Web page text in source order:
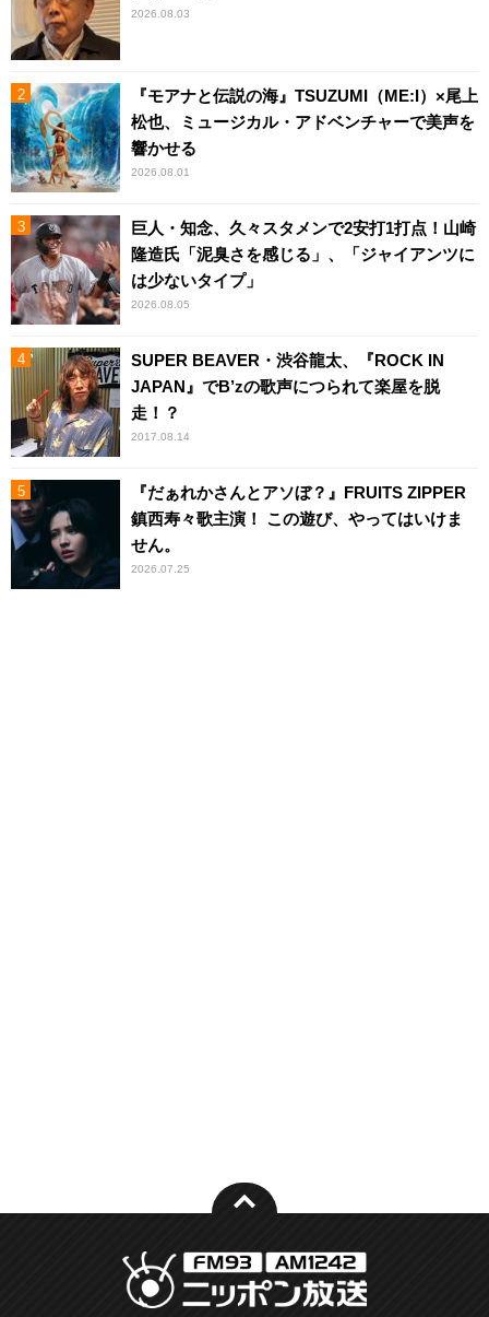
2026.08.03
『モアナと伝説の海』TSUZUMI（ME:I）×尾上
松也、ミュージカル・アドベンチャーで美声を
響かせる
2026.08.01
巨人・知念、久々スタメンで2安打1打点！山崎
隆造氏「泥臭さを感じる」、「ジャイアンツに
は少ないタイプ」
2026.08.05
SUPER BEAVER・渋谷龍太、『ROCK IN
JAPAN』でB’zの歌声につられて楽屋を脱
走！？
2017.08.14
『だぁれかさんとアソぼ？』FRUITS ZIPPER
鎮西寿々歌主演！ この遊び、やってはいけま
せん。
2026.07.25